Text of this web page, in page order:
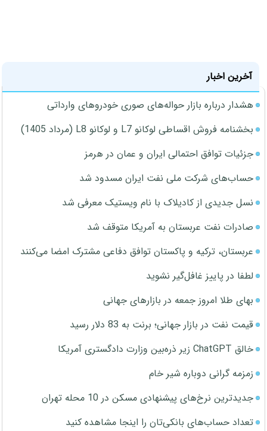
آخرین اخبار
هشدار درباره بازار حواله‌های صوری خودروهای وارداتی
بخشنامه فروش اقساطی لوکانو L7 و لوکانو L8 (مرداد 1405)
جزئیات توافق احتمالی ایران و عمان در هرمز
حساب‌های شرکت ملی نفت ایران مسدود شد
نسل جدیدی از کادیلاک با نام ویستیک معرفی شد
صادرات نفت عربستان به آمریکا متوقف شد
عربستان، ترکیه و پاکستان توافق دفاعی مشترک امضا می‌کنند
لطفا در پاییز غافل‌گیر نشوید
بهای طلا امروز جمعه در بازارهای جهانی
قیمت نفت در بازار جهانی؛ برنت به 83 دلار رسید
خالق ChatGPT زیر ذره‌بین وزارت دادگستری آمریکا
زمزمه گرانی دوباره شیر خام
جدیدترین نرخ‌های پیشنهادی مسکن در 10 محله تهران
تعداد حساب‌های بانکی‌تان را اینجا مشاهده کنید